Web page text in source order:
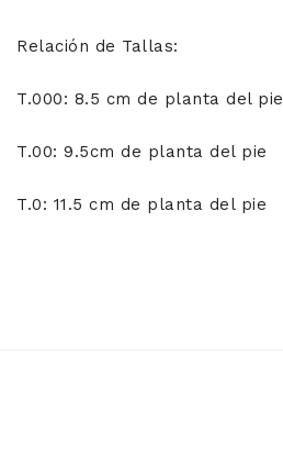
Relación de Tallas:
T.000: 8.5 cm de planta del pie
T.00: 9.5cm de planta del pie
T.0: 11.5 cm de planta del pie